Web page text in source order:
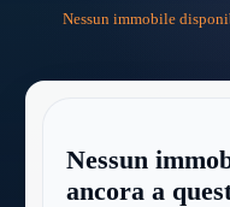
Nessun immobile
Nessun
ancora a